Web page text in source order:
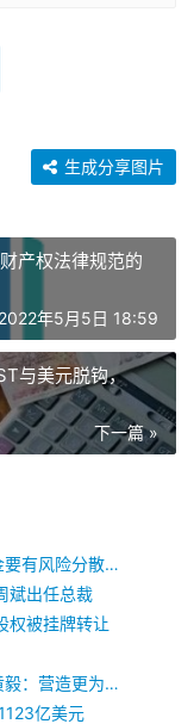
生成分享图片
产权法律规范的
2022年5月5日 18:59
与美元脱钩，
下一篇 »
北京金控董事长范文仲：电影的支持资金要有风险分散机制来适配
斌出任总裁
权被挂牌转让
专访全国人大代表、四川天府银行行长黄毅：营造更为宽松的金融政策环境，进一步提高中小银行的不良容忍度
亿美元